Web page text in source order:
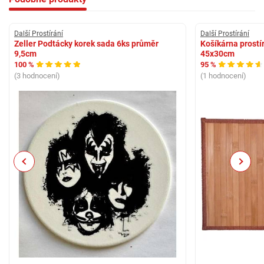
Další Prostírání
Zeller Podtácky korek sada 6ks průměr
9,5cm
100 %
(3 hodnocení)
Další Prostírání
Košíkárna
45x30cm
95 %
(1 hodnocení)
Previous Next